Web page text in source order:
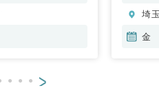
埼
金
>